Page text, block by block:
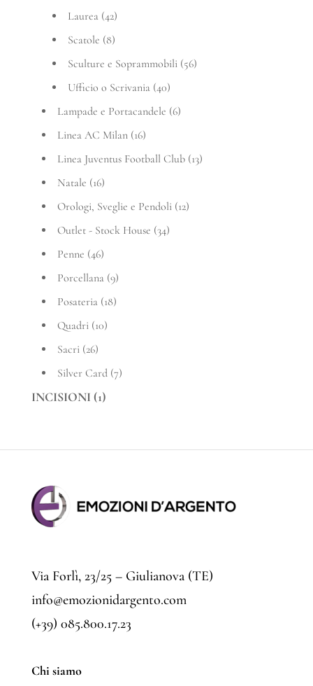
Laurea (42)
Scatole (8)
Sculture e Soprammobili (56)
Ufficio o Scrivania (40)
Lampade e Portacandele (6)
Linea AC Milan (16)
Linea Juventus Football Club (13)
Natale (16)
Orologi, Sveglie e Pendoli (12)
Outlet - Stock House (34)
Penne (46)
Porcellana (9)
Posateria (18)
Quadri (10)
Sacri (26)
Silver Card (7)
INCISIONI (1)
Via Forlì, 23/25 – Giulianova (TE)
info@emozionidargento.com
(+39) 085.800.17.23
Chi siamo